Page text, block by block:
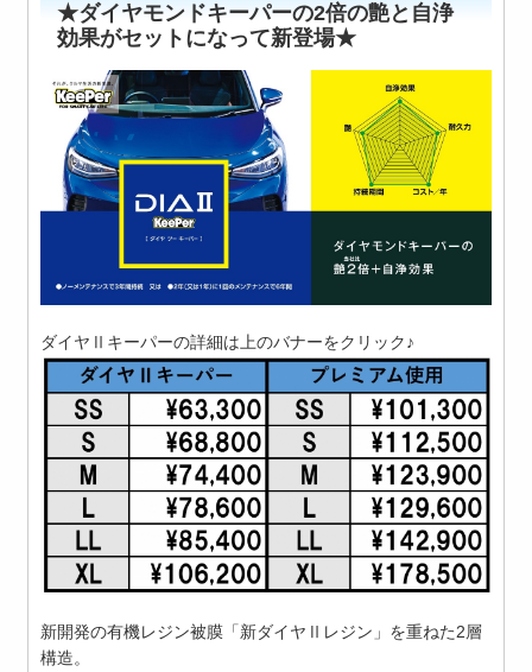
★ダイヤモンドキーパーの2倍の艶と自浄
効果がセットになって新登場★
ダイヤⅡキーパーの詳細は上のバナーをクリック♪
新開発の有機レジン被膜「新ダイヤⅡレジン」を重ねた2層
構造。